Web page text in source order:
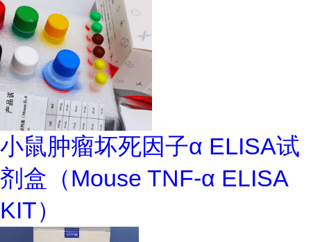
小鼠肿瘤坏死因子α ELISA试
剂盒（Mouse TNF-α ELISA
KIT）